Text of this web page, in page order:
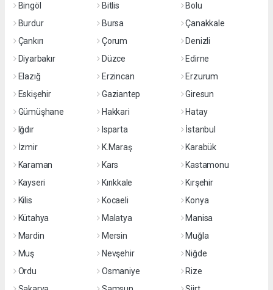
Bingöl
Bitlis
Bolu
Burdur
Bursa
Çanakkale
Çankırı
Çorum
Denizli
Diyarbakır
Düzce
Edirne
Elazığ
Erzincan
Erzurum
Eskişehir
Gaziantep
Giresun
Gümüşhane
Hakkari
Hatay
Iğdır
Isparta
İstanbul
İzmir
K.Maraş
Karabük
Karaman
Kars
Kastamonu
Kayseri
Kırıkkale
Kırşehir
Kilis
Kocaeli
Konya
Kütahya
Malatya
Manisa
Mardin
Mersin
Muğla
Muş
Nevşehir
Niğde
Ordu
Osmaniye
Rize